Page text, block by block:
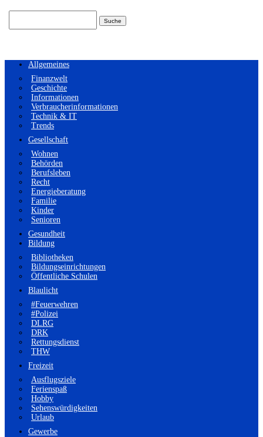
Allgemeines
Finanzwelt
Geschichte
Informationen
Verbraucherinformationen
Technik & IT
Trends
Gesellschaft
Wohnen
Behörden
Berufsleben
Recht
Energieberatung
Familie
Kinder
Senioren
Gesundheit
Bildung
Bibliotheken
Bildungseinrichtungen
Öffentliche Schulen
Blaulicht
#Feuerwehren
#Polizei
DLRG
DRK
Rettungsdienst
THW
Freizeit
Ausflugsziele
Ferienspaß
Hobby
Sehenswürdigkeiten
Urlaub
Gewerbe